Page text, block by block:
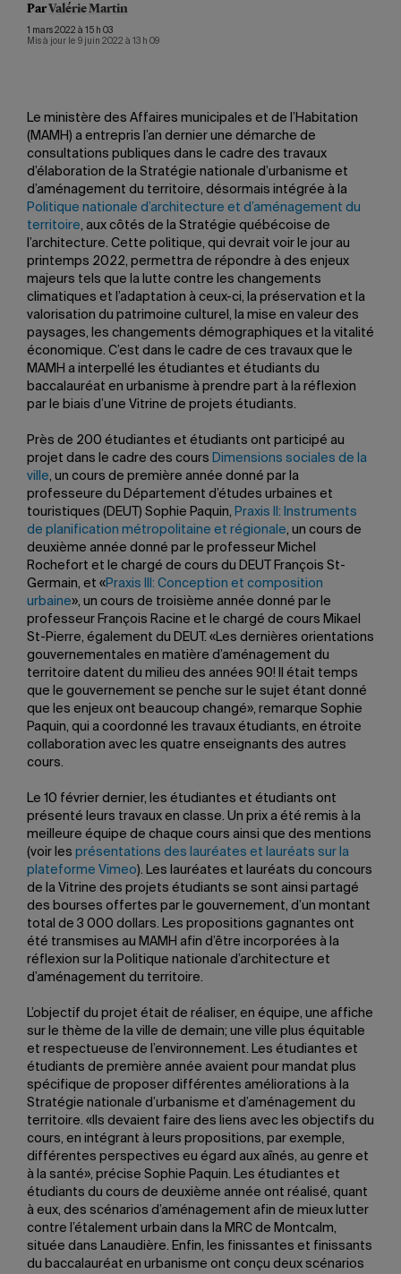
ParValérie Martin
1 mars 2022 à 15 h 03
Mis à jour le 9 juin 2022 à 13 h 09
Le ministère des Affaires municipales et de l’Habitation
(MAMH) a entrepris l’an dernier une démarche de
consultations publiques dans le cadre des travaux
d’élaboration de la Stratégie nationale d’urbanisme et
d’aménagement du territoire, désormais intégrée à la
Politique nationale d’architecture et d’aménagement du
territoire , aux côtés de la Stratégie québécoise de
l’architecture. Cette politique, qui devrait voir le jour au
printemps 2022, permettra de répondre à des enjeux
majeurs tels que la lutte contre les changements
climatiques et l’adaptation à ceux-ci, la préservation et la
valorisation du patrimoine culturel, la mise en valeur des
paysages, les changements démographiques et la vitalité
économique. C’est dans le cadre de ces travaux que le
MAMH a interpellé les étudiantes et étudiants du
baccalauréat en urbanisme à prendre part à la réflexion
par le biais d’une Vitrine de projets étudiants.
Près de 200 étudiantes et étudiants ont participé au
projet dans le cadre des cours Dimensions sociales de la
ville , un cours de première année donné par la
professeure du Département d’études urbaines et
touristiques (DEUT) Sophie Paquin,
Praxis II: Instruments
de planification métropolitaine et régionale , un cours de
deuxième année donné par le professeur Michel
Rochefort et le chargé de cours du DEUT François St-
Germain, et «Praxis III: Conception et composition
urbaine», un cours de troisième année donné par le
professeur François Racine et le chargé de cours Mikael
St-Pierre, également du DEUT. «Les dernières orientations
gouvernementales en matière d’aménagement du
territoire datent du milieu des années 90! Il était temps
que le gouvernement se penche sur le sujet étant donné
que les enjeux ont beaucoup changé», remarque Sophie
Paquin, qui a coordonné les travaux étudiants, en étroite
collaboration avec les quatre enseignants des autres
cours.
Le 10 février dernier, les étudiantes et étudiants ont
présenté leurs travaux en classe. Un prix a été remis à la
meilleure équipe de chaque cours ainsi que des mentions
(voir les présentations des lauréates et lauréats sur la
plateforme Vimeo). Les lauréates et lauréats du concours
de la Vitrine des projets étudiants se sont ainsi partagé
des bourses offertes par le gouvernement, d’un montant
total de 3 000 dollars. Les propositions gagnantes ont
été transmises au MAMH afin d’être incorporées à la
réflexion sur la Politique nationale d’architecture et
d’aménagement du territoire.
L’objectif du projet était de réaliser, en équipe, une affiche
sur le thème de la ville de demain; une ville plus équitable
et respectueuse de l’environnement. Les étudiantes et
étudiants de première année avaient pour mandat plus
spécifique de proposer différentes améliorations à la
Stratégie nationale d’urbanisme et d’aménagement du
territoire. «Ils devaient faire des liens avec les objectifs du
cours, en intégrant à leurs propositions, par exemple,
différentes perspectives eu égard aux aînés, au genre et
à la santé», précise Sophie Paquin. Les étudiantes et
étudiants du cours de deuxième année ont réalisé, quant
à eux, des scénarios d’aménagement afin de mieux lutter
contre l’étalement urbain dans la MRC de Montcalm,
située dans Lanaudière. Enfin, les finissantes et finissants
du baccalauréat en urbanisme ont conçu deux scénarios